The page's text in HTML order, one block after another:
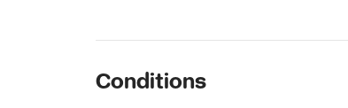
Conditions